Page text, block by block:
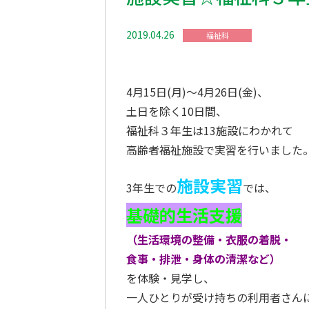
2019.04.26 福祉科
4月15日(月)～4月26日(金)、
土日を除く10日間、
福祉科３年生は13施設にわかれて
高齢者福祉施設で実習を行いました。
3年生での施設実習では、
基礎的生活支援
（生活環境の整備・衣服の着脱・
食事・排泄・身体の清潔など）
を体験・見学し、
一人ひとりが受け持ちの利用者さん